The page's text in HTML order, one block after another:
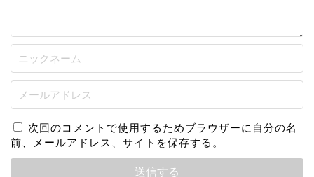
次回のコメントで使用するためブラウザーに自分の名
前、メールアドレス、サイトを保存する。